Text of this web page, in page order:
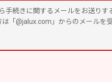
続きに関するメールをお送りす
「@jalux.com」からのメールを